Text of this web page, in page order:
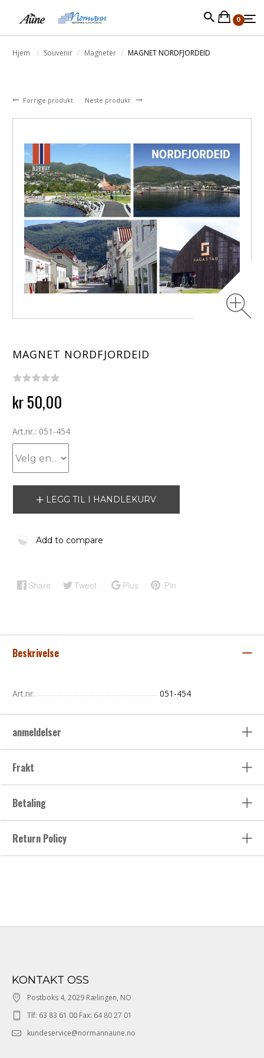
0
Hjem Souvenir Magneter MAGNET NORDFJORDEID
Forrige produkt Neste produkt
MAGNET NORDFJORDEID
kr 50,00
Art.nr.: 051-454
LEGG TIL I HANDLEKURV
Add to compare
Share Tweet Plus Pin
Beskrivelse
Art.nr. 051-454
anmeldelser
Frakt
Betaling
Return Policy
KONTAKT OSS
Postboks 4, 2029 Rælingen, NO
Tlf: 63 83 61 00 Fax: 64 80 27 01
kundeservice@normannaune.no